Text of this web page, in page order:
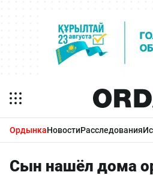
ОрдынкаНовостиРасследования
Сын нашёл дома